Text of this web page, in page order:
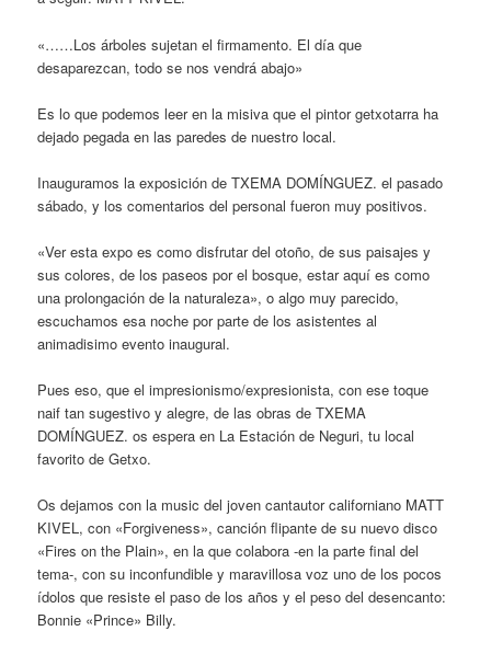
«……Los árboles sujetan el firmamento. El día que
desaparezcan, todo se nos vendrá abajo»
Es lo que podemos leer en la misiva que el pintor getxotarra ha
dejado pegada en las paredes de nuestro local.
Inauguramos la exposición de TXEMA DOMÍNGUEZ. el pasado
sábado, y los comentarios del personal fueron muy positivos.
«Ver esta expo es como disfrutar del otoño, de sus paisajes y
sus colores, de los paseos por el bosque, estar aquí es como
una prolongación de la naturaleza», o algo muy parecido,
escuchamos esa noche por parte de los asistentes al
animadisimo evento inaugural.
Pues eso, que el impresionismo/expresionista, con ese toque
naif tan sugestivo y alegre, de las obras de TXEMA
DOMÍNGUEZ. os espera en La Estación de Neguri, tu local
favorito de Getxo.
Os dejamos con la music del joven cantautor californiano MATT
KIVEL, con «Forgiveness», canción flipante de su nuevo disco
«Fires on the Plain», en la que colabora -en la parte final del
tema-, con su inconfundible y maravillosa voz uno de los pocos
ídolos que resiste el paso de los años y el peso del desencanto:
Bonnie «Prince» Billy.